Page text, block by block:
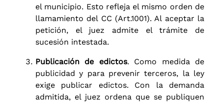
el municipio. Esto refleja el mismo orden de
llamamiento del CC (Art.1001). Al aceptar la
petición, el juez admite el trámite de
sucesión intestada.
Publicación de edictos. Como medida de
publicidad y para prevenir terceros, la ley
exige publicar edictos. Con la demanda
admitida, el juez ordena que se publiquen